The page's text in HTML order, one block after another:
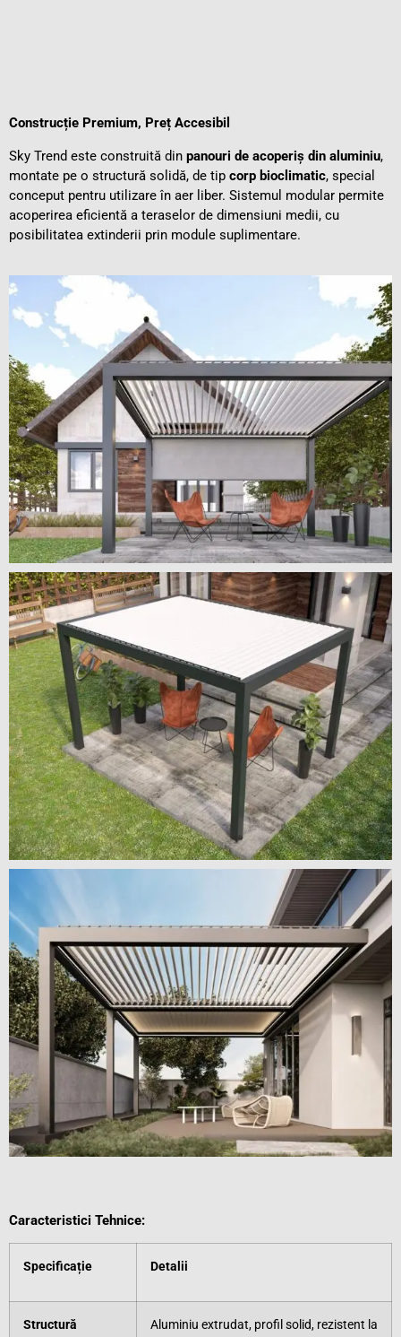
Construcție Premium, Preț Accesibil
Sky Trend este construită din panouri de acoperiș din aluminiu,
montate pe o structură solidă, de tip corp bioclimatic, special
conceput pentru utilizare în aer liber. Sistemul modular permite
acoperirea eficientă a teraselor de dimensiuni medii, cu
posibilitatea extinderii prin module suplimentare.
Caracteristici Tehnice:
Specificație Detalii
Structură
Aluminiu extrudat, profil solid, rezistent la